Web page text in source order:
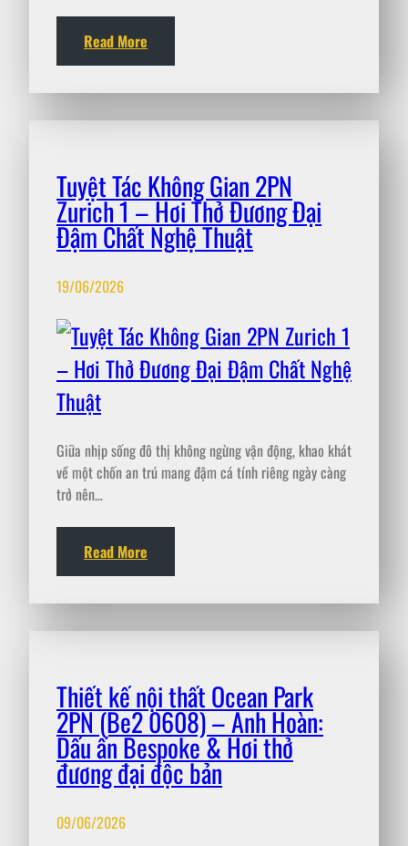
Read More
Tuyệt Tác Không Gian 2PN
Zurich 1 – Hơi Thở Đương Đại
Đậm Chất Nghệ Thuật
19/06/2026
Giữa nhịp sống đô thị không ngừng vận động, khao khát
về một chốn an trú mang đậm cá tính riêng ngày càng
trở nên…
Read More
Thiết kế nội thất Ocean Park
2PN (Be2 0608) – Anh Hoàn:
Dấu ấn Bespoke & Hơi thở
đương đại độc bản
09/06/2026